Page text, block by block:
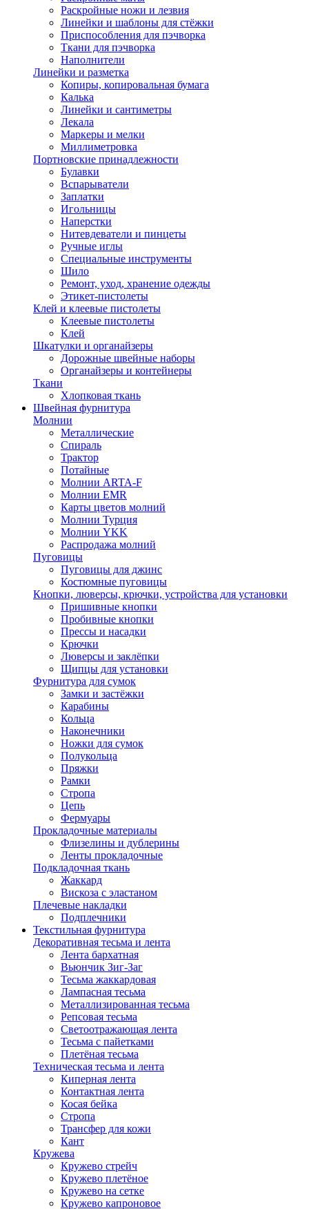
Раскройные ножи и лезвия
Линейки и шаблоны для стёжки
Приспособления для пэчворка
Ткани для пэчворка
Наполнители
Линейки и разметка
Копиры, копировальная бумага
Калька
Линейки и сантиметры
Лекала
Маркеры и мелки
Миллиметровка
Портновские принадлежности
Булавки
Вспарыватели
Заплатки
Игольницы
Наперстки
Нитевдеватели и пинцеты
Ручные иглы
Специальные инструменты
Шило
Ремонт, уход, хранение одежды
Этикет-пистолеты
Клей и клеевые пистолеты
Клеевые пистолеты
Клей
Шкатулки и органайзеры
Дорожные швейные наборы
Органайзеры и контейнеры
Ткани
Хлопковая ткань
Швейная фурнитура
Молнии
Металлические
Спираль
Трактор
Потайные
Молнии ARTA-F
Молнии EMR
Карты цветов молний
Молнии Турция
Молнии YKK
Распродажа молний
Пуговицы
Пуговицы для джинс
Костюмные пуговицы
Кнопки, люверсы, крючки, устройства для установки
Пришивные кнопки
Пробивные кнопки
Прессы и насадки
Крючки
Люверсы и заклёпки
Щипцы для установки
Фурнитура для сумок
Замки и застёжки
Карабины
Кольца
Наконечники
Ножки для сумок
Полукольца
Пряжки
Рамки
Стропа
Цепь
Фермуары
Прокладочные материалы
Флизелины и дублерины
Ленты прокладочные
Подкладочная ткань
Жаккард
Вискоза с эластаном
Плечевые накладки
Подплечники
Текстильная фурнитура
Декоративная тесьма и лента
Лента бархатная
Вьюнчик Зиг-Заг
Тесьма жаккардовая
Лампасная тесьма
Металлизированная тесьма
Репсовая тесьма
Светоотражающая лента
Тесьма с пайетками
Плетёная тесьма
Техническая тесьма и лента
Киперная лента
Контактная лента
Косая бейка
Стропа
Трансфер для кожи
Кант
Кружева
Кружево стрейч
Кружево плетёное
Кружево на сетке
Кружево капроновое